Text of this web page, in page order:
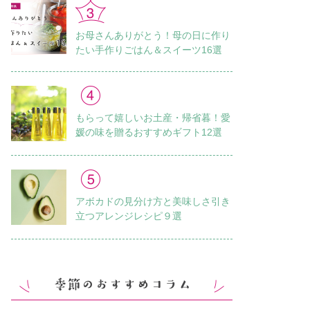
お母さんありがとう！母の日に作り
たい手作りごはん＆スイーツ16選
もらって嬉しいお土産・帰省暮！愛
媛の味を贈るおすすめギフト12選
アボカドの見分け方と美味しさ引き
立つアレンジレシピ９選